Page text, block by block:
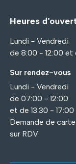
Heures
Lundi - Vendredi
de 8:00 - 12:00 et
Sur rendez-vous
Lundi - Vendredi
de 07:00 - 12:00
et de 13:30 - 17:00
Demande de
sur RDV